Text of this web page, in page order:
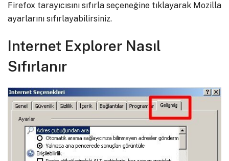
Firefox tarayıcısını sıfırla seçeneğine tıklayarak Mozilla
ayarlarını sıfırlayabilirsiniz.
Internet Explorer Nasıl
Sıfırlanır